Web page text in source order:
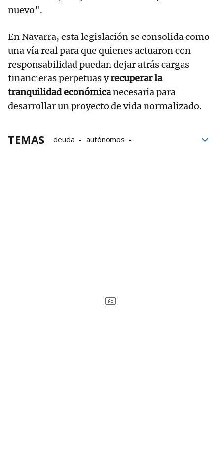
nuevo".
En Navarra, esta legislación se consolida como
una vía real para que quienes actuaron con
responsabilidad puedan dejar atrás cargas
financieras perpetuas yrecuperar la
tranquilidad económicanecesaria para
desarrollar un proyecto de vida normalizado.
TEMAS deuda
autónomos